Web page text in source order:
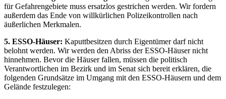
für Gefahrengebiete muss ersatzlos gestrichen werden. Wir fordern
außerdem das Ende von willkürlichen Polizeikontrollen nach
äußerlichen Merkmalen.
5. ESSO-Häuser: Kaputtbesitzen durch Eigentümer darf nicht
belohnt werden. Wir werden den Abriss der ESSO-Häuser nicht
hinnehmen. Bevor die Häuser fallen, müssen die politisch
Verantwortlichen im Bezirk und im Senat sich bereit erklären, die
folgenden Grundsätze im Umgang mit den ESSO-Häusern und dem
Gelände festzulegen: